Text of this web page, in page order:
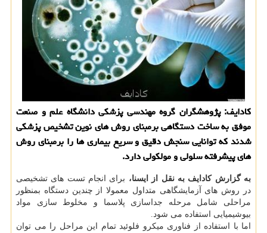
كادایف: پژوهشگران گروه مهندسی پزشكی دانشگاه علم و صنعت
موفق به ساخت دستگاهی برمبنای روش های نوین تشخیص پزشكی
شدند كه توانایی سنجش دقیق و سریع بیماری ها را برمبنای روش
های پیشرفته سلولی و مولكولی دارد.
به گزارش كادایف به نقل از ایسنا، برای انجام تست های تشخیصی
در روش های آزمایشگاهی متداول معمولا از چندین دستگاه بمنظور
مراحلی شامل مرحله جداسازی پلاسما و مخلوط سازی مواد
بیوشیمیایی استفاده می شود.
اما با استفاده از فناوری میكرو فلوئید تمام این مراحل را می توان